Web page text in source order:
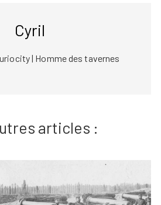
Cyril
| Homme des tavernes
articles :